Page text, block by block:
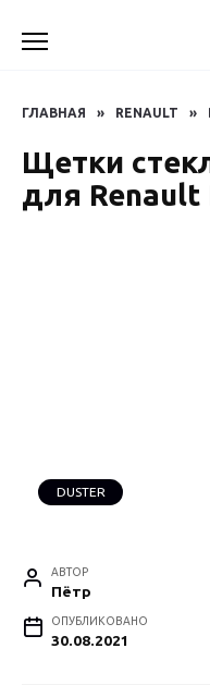
ГЛАВНАЯ » RENAULT »
Щетки
для Renault
DUSTER
АВТОР
Пётр
ОПУБЛИКОВАНО
30.08.2021